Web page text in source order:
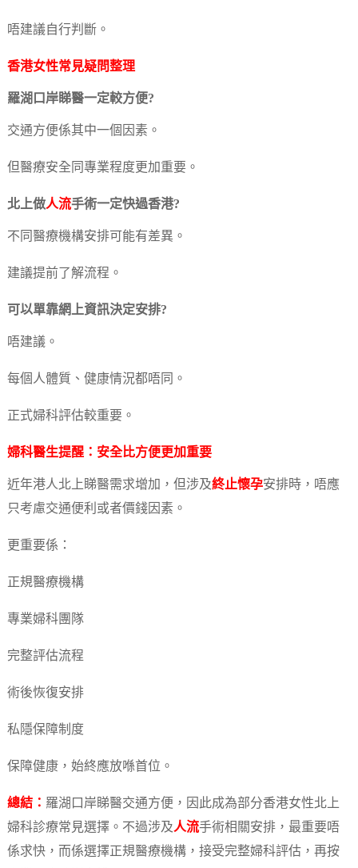
唔建議自行判斷。
香港女性常見疑問整理
羅湖口岸睇醫一定較方便?
交通方便係其中一個因素。
但醫療安全同專業程度更加重要。
北上做人流手術一定快過香港?
不同醫療機構安排可能有差異。
建議提前了解流程。
可以單靠網上資訊決定安排?
唔建議。
每個人體質、健康情況都唔同。
正式婦科評估較重要。
婦科醫生提醒：安全比方便更加重要
近年港人北上睇醫需求增加，但涉及終止懷孕安排時，唔應
只考慮交通便利或者價錢因素。
更重要係：
正規醫療機構
專業婦科團隊
完整評估流程
術後恢復安排
私隱保障制度
保障健康，始終應放喺首位。
總結： 羅湖口岸睇醫交通方便，因此成為部分香港女性北上
婦科診療常見選擇。不過涉及人流手術相關安排，最重要唔
係求快，而係選擇正規醫療機構，接受完整婦科評估，再按